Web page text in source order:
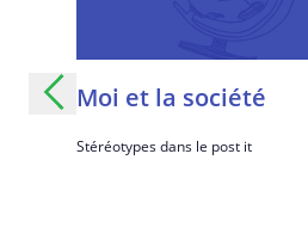
Moi et la société
Stéréotypes dans le post it